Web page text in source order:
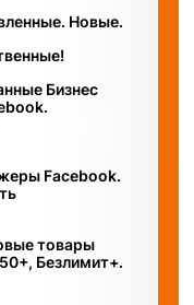
Новые.
Бизнес
Facebook.
товары
Безлимит+.